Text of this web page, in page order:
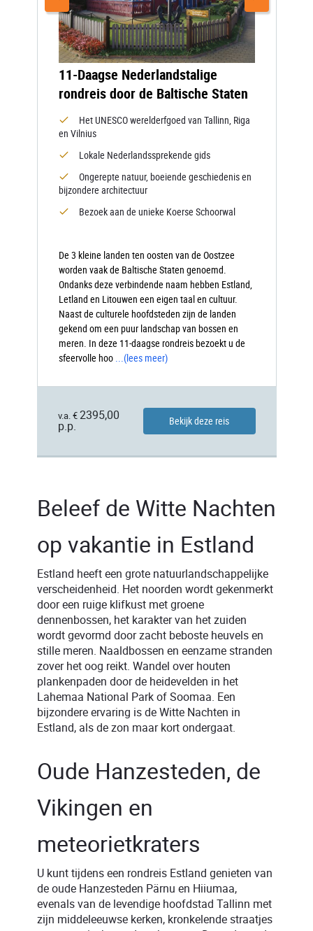
11-Daagse Nederlandstalige
rondreis door de Baltische Staten
Het UNESCO werelderfgoed van Tallinn, Riga
en Vilnius
Lokale Nederlandssprekende gids
Ongerepte natuur, boeiende geschiedenis en
bijzondere architectuur
Bezoek aan de unieke Koerse Schoorwal
De 3 kleine landen ten oosten van de Oostzee
worden vaak de Baltische Staten genoemd.
Ondanks deze verbindende naam hebben Estland,
Letland en Litouwen een eigen taal en cultuur.
Naast de culturele hoofdsteden zijn de landen
gekend om een puur landschap van bossen en
meren. In deze 11-daagse rondreis bezoekt u de
sfeervolle hoo ...(lees meer)
v.a. € 2395,00
p.p.
Bekijk deze reis
Beleef de Witte Nachten
op vakantie in Estland
Estland heeft een grote natuurlandschappelijke
verscheidenheid. Het noorden wordt gekenmerkt
door een ruige klifkust met groene
dennenbossen, het karakter van het zuiden
wordt gevormd door zacht beboste heuvels en
stille meren. Naaldbossen en eenzame stranden
zover het oog reikt. Wandel over houten
plankenpaden door de heidevelden in het
Lahemaa National Park of Soomaa. Een
bijzondere ervaring is de Witte Nachten in
Estland, als de zon maar kort ondergaat.
Oude Hanzesteden, de
Vikingen en
meteorietkraters
U kunt tijdens een rondreis Estland genieten van
de oude Hanzesteden Pärnu en Hiiumaa,
evenals van de levendige hoofdstad Tallinn met
zijn middeleeuwse kerken, kronkelende straatjes